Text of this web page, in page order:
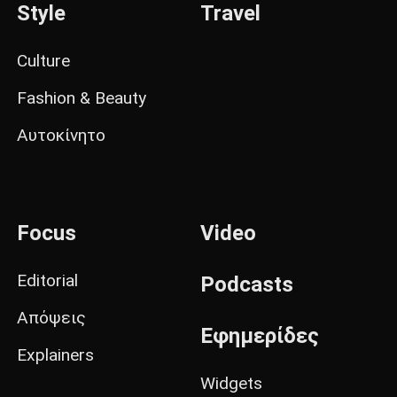
Style
Culture
Fashion & Beauty
Αυτοκίνητο
Travel
Focus
Editorial
Απόψεις
Explainers
Video
Podcasts
Εφημερίδες
Widgets